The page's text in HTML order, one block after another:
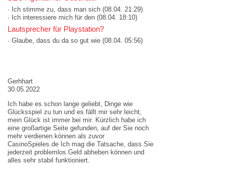
· Ich stimme zu, dass man sich (08.04. 21:29)
· Ich interessiere mich für den (08.04. 18:10)
Lautsprecher für Playstation?
· Glaube, dass du da so gut wie (08.04. 05:56)
Gerhhart
30.05.2022
Ich habe es schon lange geliebt, Dinge wie
Glücksspiel zu tun und es fällt mir sehr leicht,
mein Glück ist immer bei mir. Kürzlich habe ich
eine großartige Seite gefunden, auf der Sie noch
mehr verdienen können als zuvor
CasinoSpieles.de Ich mag die Tatsache, dass Sie
jederzeit problemlos Geld abheben können und
alles sehr stabil funktioniert.